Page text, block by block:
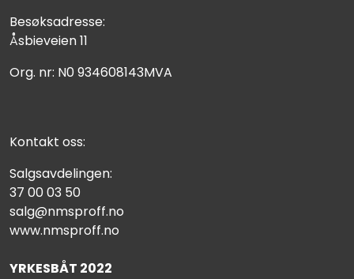
Besøksadresse:
Åsbieveien 11
Org. nr: N0 934608143MVA
Kontakt oss:
Salgsavdelingen:
37 00 03 50
salg@nmsproff.no
www.nmsproff.no
YRKESBÅT 2022